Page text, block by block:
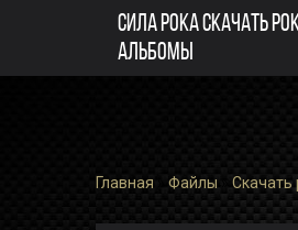
СИЛА РОКА СКАЧАТЬ
АЛЬБОМЫ
Главная Файлы Скачать